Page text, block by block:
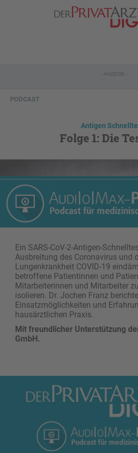
- ANZEIGE -
PODCAST
Antigen
Folge 1: Die
Ein SARS-CoV-2-Antigen-
Ausbreitung des Coronavirus und
Lungenkrankheit COVID-19
betroffene Patientinnen und
Mitarbeiterinnen und Mitarbeiter
isolieren. Dr. Jochen Franz
Einsatzmöglichkeiten und
hausärztlichen Praxis.
Mit freundlicher Unterstützung
GmbH.